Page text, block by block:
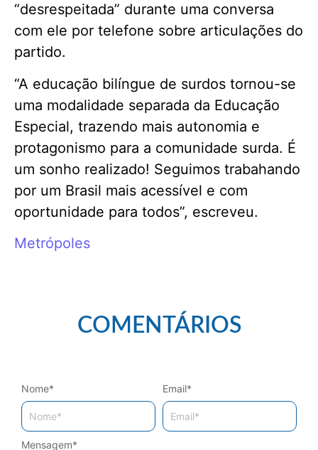
“desrespeitada” durante uma conversa
com ele por telefone sobre articulações do
partido.
“A educação bilíngue de surdos tornou-se
uma modalidade separada da Educação
Especial, trazendo mais autonomia e
protagonismo para a comunidade surda. É
um sonho realizado! Seguimos trabahando
por um Brasil mais acessível e com
oportunidade para todos”, escreveu.
Metrópoles
COMENTÁRIOS
Mensagem*
Nome* Email*